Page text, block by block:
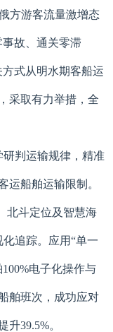
方游客流量激增态
故、通关零滞
式从明水期客船运
采取有力举措，全
判运输规律，精准
运船舶运输限制。
北斗定位及智慧海
追踪。应用“单一
电子化操作与
舶班次，成功应对
39.5%。